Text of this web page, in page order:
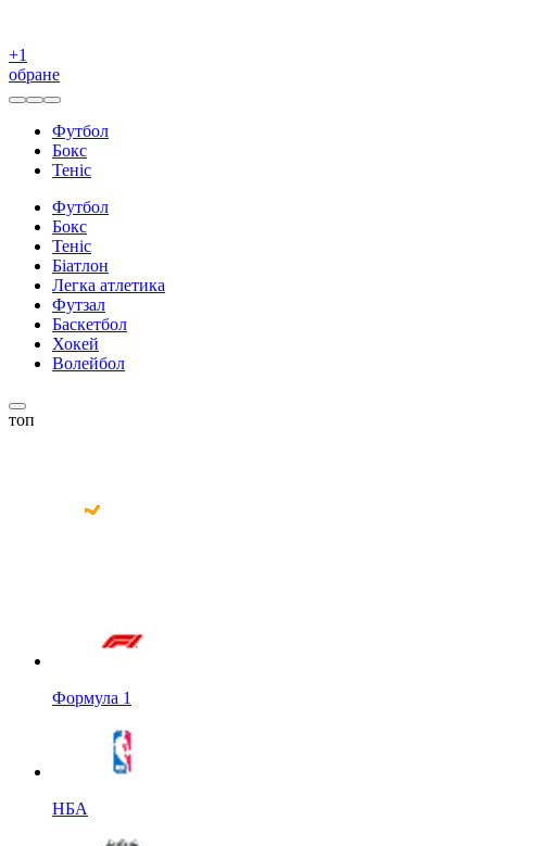
+1
обране
Футбол
Бокс
Теніс
Футбол
Бокс
Теніс
Біатлон
Легка атлетика
Футзал
Баскетбол
Хокей
Волейбол
топ
Формула 1
НБА